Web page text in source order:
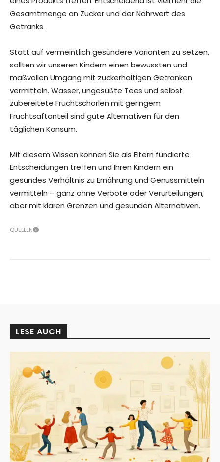
Gesamtmenge an Zucker und der Nährwert des
Getränks.
Statt auf vermeintlich gesündere Varianten zu setzen,
sollten wir unseren Kindern einen bewussten und
maßvollen Umgang mit zuckerhaltigen Getränken
vermitteln. Wasser, ungesüßte Tees und selbst
zubereitete Fruchtschorlen mit geringem
Fruchtsaftanteil sind gute Alternativen für den
täglichen Konsum.
Mit diesem Wissen können Sie als Eltern fundierte
Entscheidungen treffen und Ihren Kindern ein
gesundes Verhältnis zu Ernährung und Genussmitteln
vermitteln – ganz ohne Verbote oder Verurteilungen,
aber mit klaren Grenzen und gesunden Alternativen.
QUELLEN
LESE AUCH